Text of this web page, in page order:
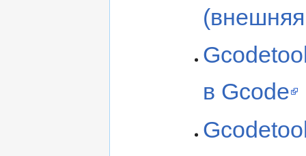
в Gcode